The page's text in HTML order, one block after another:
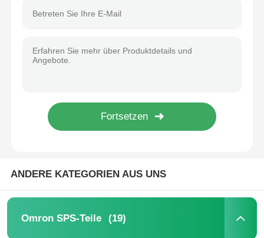
ANDERE KATEGORIEN AUS UNS
Omron SPS-Teile (19)